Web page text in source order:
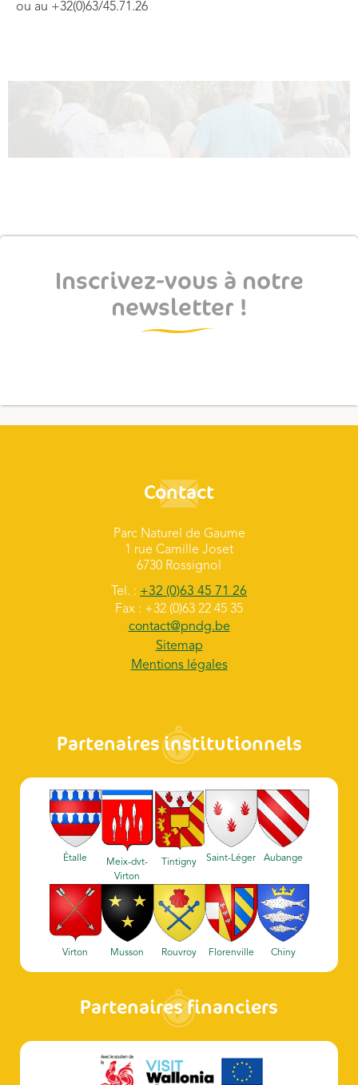
ou au +32(0)63/45.71.26
Inscrivez-vous à notre
newsletter !
Contact
Parc Naturel de Gaume
1 rue Camille Joset
6730 Rossignol
Tel. : +32 (0)63 45 71 26
Fax : +32 (0)63 22 45 35
contact@pndg.be
Sitemap
Mentions légales
Partenaires institutionnels
Étalle
Meix-dvt-
Virton
Tintigny Saint-Léger Aubange
Virton Musson Rouvroy Florenville Chiny
Partenaires financiers